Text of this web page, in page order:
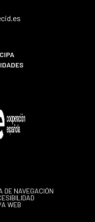
DE NAVEGACIÓN
WEB